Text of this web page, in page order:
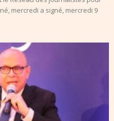
mercredi a signé, mercredi 9